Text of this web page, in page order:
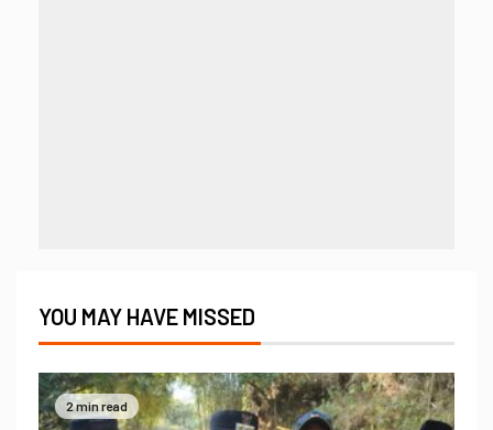
YOU MAY HAVE MISSED
2 min read